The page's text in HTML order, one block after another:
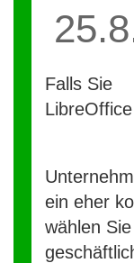
Falls Sie
ein eher
wählen